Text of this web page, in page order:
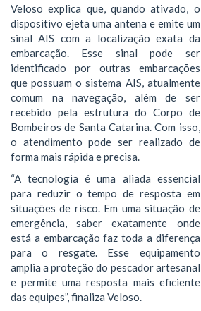
Veloso explica que, quando ativado, o
dispositivo ejeta uma antena e emite um
sinal AIS com a localização exata da
embarcação. Esse sinal pode ser
identificado por outras embarcações
que possuam o sistema AIS, atualmente
comum na navegação, além de ser
recebido pela estrutura do Corpo de
Bombeiros de Santa Catarina. Com isso,
o atendimento pode ser realizado de
forma mais rápida e precisa.
“A tecnologia é uma aliada essencial
para reduzir o tempo de resposta em
situações de risco. Em uma situação de
emergência, saber exatamente onde
está a embarcação faz toda a diferença
para o resgate. Esse equipamento
amplia a proteção do pescador artesanal
e permite uma resposta mais eficiente
das equipes”, finaliza Veloso.